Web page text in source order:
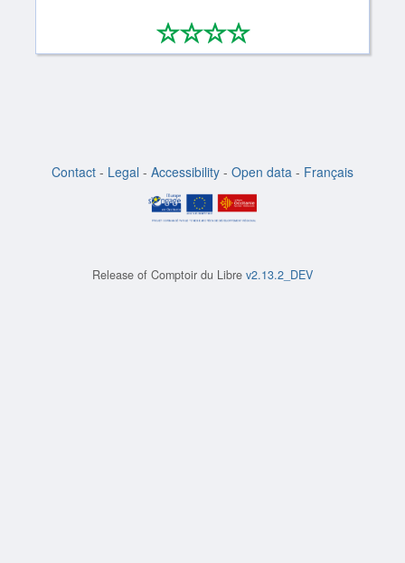
****
0/4
Contact - Legal - Accessibility - Open data - Français
Release of Comptoir du Libre v2.13.2_DEV